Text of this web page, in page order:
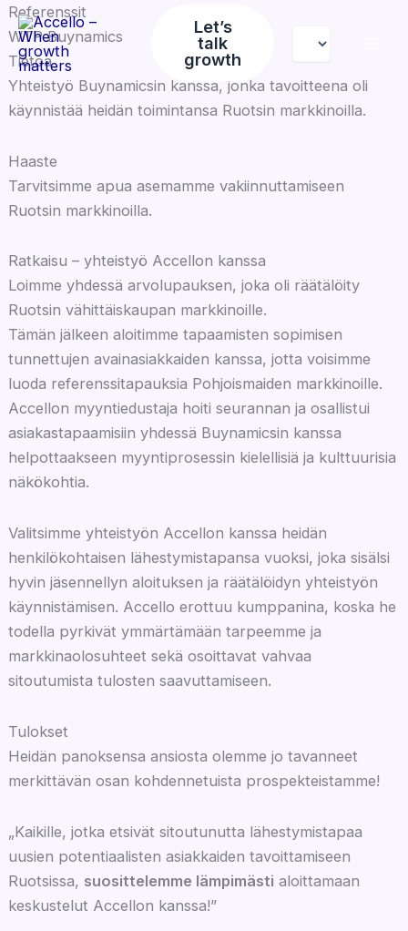
Siirry
sisältöön
Let’s
talk
growth
Referenssit
WTP Buynamics
Tietoa
Yhteistyö Buynamicsin kanssa, jonka tavoitteena oli
käynnistää heidän toimintansa Ruotsin markkinoilla.
Haaste
Tarvitsimme apua asemamme vakiinnuttamiseen
Ruotsin markkinoilla.
Ratkaisu – yhteistyö Accellon kanssa
Loimme yhdessä arvolupauksen, joka oli räätälöity
Ruotsin vähittäiskaupan markkinoille.
Tämän jälkeen aloitimme tapaamisten sopimisen
tunnettujen avainasiakkaiden kanssa, jotta voisimme
luoda referenssitapauksia Pohjoismaiden markkinoille.
Accellon myyntiedustaja hoiti seurannan ja osallistui
asiakastapaamisiin yhdessä Buynamicsin kanssa
helpottaakseen myyntiprosessin kielellisiä ja kulttuurisia
näkökohtia.
Valitsimme yhteistyön Accellon kanssa heidän
henkilökohtaisen lähestymistapansa vuoksi, joka sisälsi
hyvin jäsennellyn aloituksen ja räätälöidyn yhteistyön
käynnistämisen. Accello erottuu kumppanina, koska he
todella pyrkivät ymmärtämään tarpeemme ja
markkinaolosuhteet sekä osoittavat vahvaa
sitoutumista tulosten saavuttamiseen.
Tulokset
Heidän panoksensa ansiosta olemme jo tavanneet
merkittävän osan kohdennetuista prospekteistamme!
„Kaikille, jotka etsivät sitoutunutta lähestymistapaa
uusien potentiaalisten asiakkaiden tavoittamiseen
Ruotsissa, suosittelemme lämpimästi aloittamaan
keskustelut Accellon kanssa!”